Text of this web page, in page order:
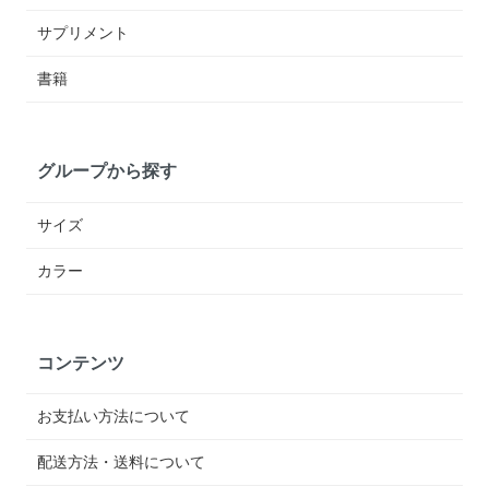
サプリメント
書籍
グループから探す
サイズ
カラー
コンテンツ
お支払い方法について
配送方法・送料について